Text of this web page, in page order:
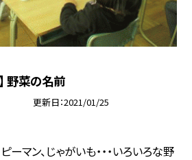
野菜の名前
更新日 2021/01/25
ピーマン、じゃがいも・・・いろいろな野